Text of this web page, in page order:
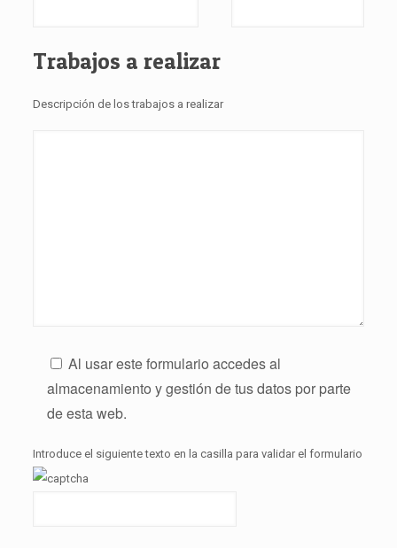
Trabajos a realizar
Descripción de los trabajos a realizar
Al usar este formulario accedes al
almacenamiento y gestión de tus datos por parte
de esta web.
Introduce el siguiente texto en la casilla para validar el formulario